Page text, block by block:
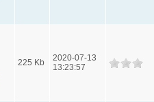
225 Kb
2020-07-13
13:23:57